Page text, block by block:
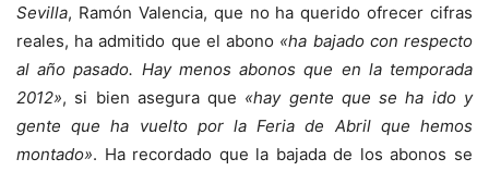
Sevilla, Ramón Valencia, que no ha querido ofrecer cifras
reales, ha admitido que el abono «ha bajado con respecto
al año pasado. Hay menos abonos que en la temporada
2012», si bien asegura que «hay gente que se ha ido y
gente que ha vuelto por la Feria de Abril que hemos
montado». Ha recordado que la bajada de los abonos se